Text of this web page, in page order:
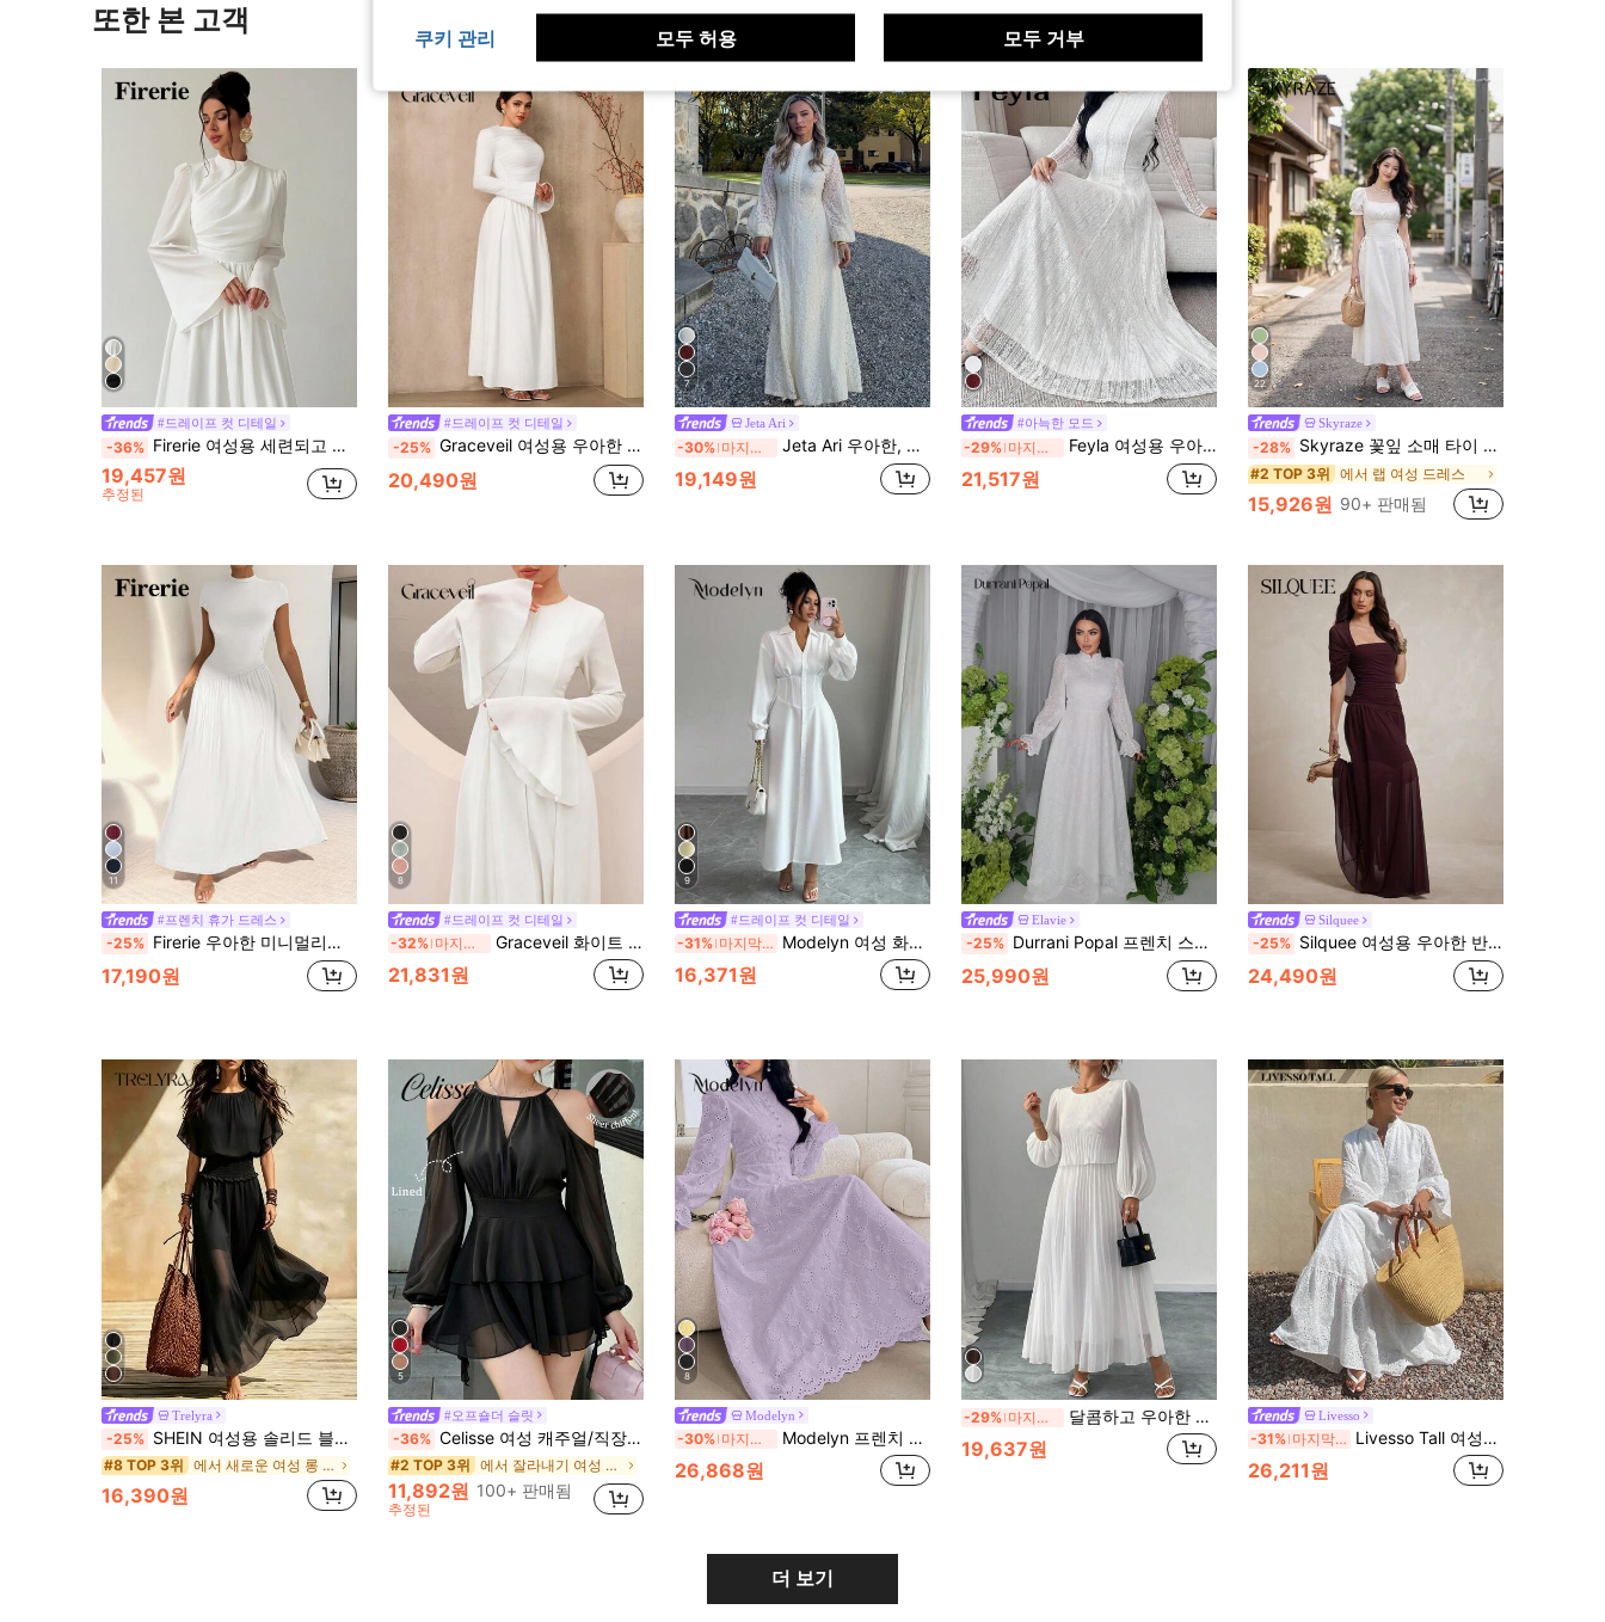
또한 본 고객
#드레이프 컷 디테일
-36% Firerie 여성용 세련되고 우아한 일상복 미니멀리스트 섬세하고 로맨틱한 세련된 통근용, 볼룸 댄스용, 데이트나잇용 러플 플레어 소매의 A라인 원피스, 가을/겨울
19,457원
추정된
#드레이프 컷 디테일
-25% Graceveil 여성용 우아한 솔리드 컬러 벨 슬리브 드레스, 여성용 긴 화이트 드레스, 소매가 있는 긴 드레스, 여성용 고급스러운 드레스, 신부를 위한 우아하고 클래식한 시민 결혼식 드레스, 심플한 여성용 드레스, 여성용 정장, 여성용 드레스, 우아하고 클래식한 캐주얼 웨딩 드레스, 여성용 단정한 드레스
20,490원
7
Jeta Ari
-30% 마지막 3일 Jeta Ari 우아한, 봄, 올 화이트 여성 의상 여성용 긴팔 레이스 버건디 드레스 맥시 여성 의상
19,149원
#아늑한 모드
-29% 마지막 3일 Feyla 여성용 우아한 화이트 레이스 롱 드레스, 졸업 드레스, 여성용 졸업 드레스, 생일 드레스
21,517원
22
Skyraze
-28% Skyraze 꽃잎 소매 타이 웨이스트 솔리드 컬러 스퀘어 넥 미디 길이 드레스
#2 TOP 3위 에서 랩 여성 드레스
15,926원 90+ 판매됨
11
#프렌치 휴가 드레스
-25% Firerie 우아한 미니멀리스트 데일리 웨어 유니크 솔리드 컬러 반소매 피티드 스탠드 칼라 비대칭 A라인 웨이스트 롱 드레스
17,190원
8
#드레이프 컷 디테일
-32% 마지막 3일 Graceveil 화이트 쉬폰 러플 긴팔 우아한 드레스, 휴가, 이브닝 파티에 적합
21,831원
9
#드레이프 컷 디테일
-31% 마지막 3일 Modelyn 여성 화이트 허리 정의 셔츠 칼라 롱 드레스
16,371원
Elavie
-25% Durrani Popal 프렌치 스탠드 카라 퍼프 소매 드레스, 드레이프 디자인이 있는 여성용
25,990원
Silquee
-25% Silquee 여성용 우아한 반팔 드레스 큰 스커트
24,490원
Trelyra
-25% SHEIN 여성용 솔리드 블랙 쉬폰 드레스, 캐주얼 배트윙 소매 주름 허리 플로잉 롱 스커트 포켓 포함, 우아한 휴가 및 일상 착용에 적합
#8 TOP 3위 에서 새로운 여성 롱 드레스
16,390원
5
#오프숄더 슬릿
-36% Celisse 여성 캐주얼/직장/데이트 콜드 숄더 랜턴 슬리브 허리 신치 레이어드 헴 숏 드레스, 봄/여름/가을
#2 TOP 3위 에서 잘라내기 여성 드레스
11,892원 100+ 판매됨
추정된
8
Modelyn
-30% 마지막 3일 Modelyn 프렌치 스타일 스탠드 칼라 페탈 슬리브 긴팔 하이웨스트 메쉬 자수 드레스
26,868원
-29% 마지막 3일 달콤하고 우아한 화이트 진주 쉬폰 긴팔 드레스 봄
19,637원
Livesso
-31% 마지막 3일 Livesso Tall 여성용 루즈핏 긴팔 바캉스 스타일 롱 셔츠 원피스 선드레스, 키 큰 여성용
26,211원
더 보기
쿠키 관리 모두 허용 모두 거부